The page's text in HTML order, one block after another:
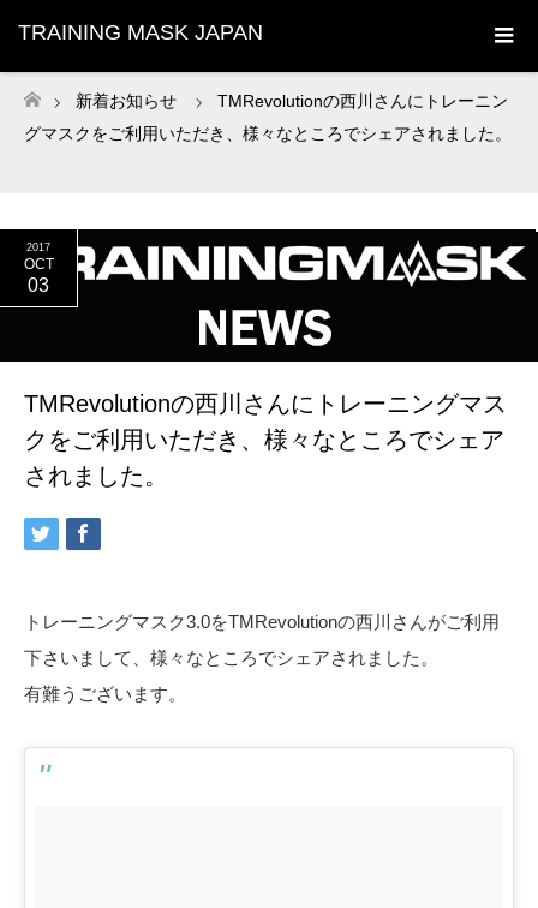
TRAINING MASK JAPAN
ホーム
新着お知らせ
TMRevolutionの西川さんにトレーニン
グマスクをご利用いただき、様々なところでシェアされました。
2017
OCT
03
TMRevolutionの西川さんにトレーニングマス
クをご利用いただき、様々なところでシェア
されました。
トレーニングマスク3.0をTMRevolutionの西川さんがご利用
下さいまして、様々なところでシェアされました。
有難うございます。